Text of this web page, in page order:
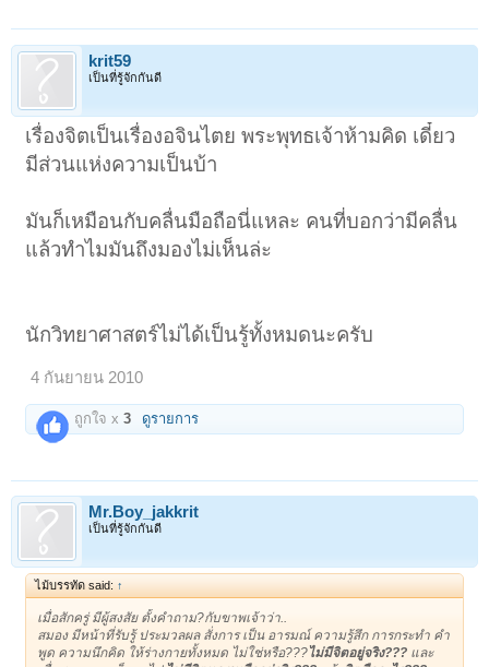
krit59
เป็นที่รู้จักกันดี
เรื่องจิตเป็นเรื่องอจินไตย พระพุทธเจ้าห้ามคิด เดี๋ยว
มีส่วนแห่งความเป็นบ้า
มันก็เหมือนกับคลื่นมือถือนี่แหละ คนที่บอกว่ามีคลื่น
แล้วทำไมมันถึงมองไม่เห็นล่ะ
นักวิทยาศาสตร์ไม่ได้เป็นรู้ทั้งหมดนะครับ
4 กันยายน 2010
ถูกใจ x3 ดูรายการ
Mr.Boy_jakkrit
เป็นที่รู้จักกันดี
ไม้บรรทัด said: ↑
เมื่อสักครู่ มีผู้สงสัย ตั้งคำถาม?กับขาพเจ้าว่า..
สมอง มีหน้าที่รับรู้ ประมวลผล สั่งการ เป็น อารมณ์ ความรู้สึก การกระทำ คำ
พูด ความนึกคิด ให้ร่างกายทั้งหมด ไม่ใช่หรือ???ไม่มีจิตอยู่จริง??? และ